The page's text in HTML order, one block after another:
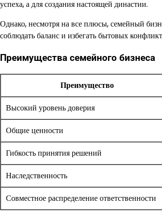
успеха, а для создания настоящей династии.
Однако, несмотря на все плюсы, семейный
соблюдать баланс и избегать бытовых
Преимущества семейного бизнеса
Преимущество
Высокий уровень доверия
Общие ценности
Гибкость принятия решений
Наследственность
Совместное распределение ответственности